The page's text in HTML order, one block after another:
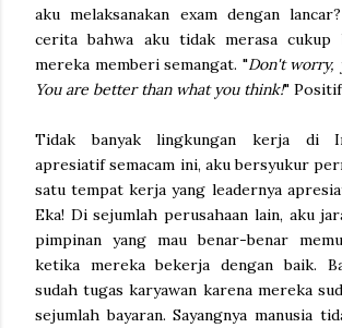
aku melaksanakan exam dengan
cerita bahwa aku tidak merasa cukup
mereka memberi semangat. "Don't worry,
You are better than what you think!"
Tidak banyak lingkungan kerja di
apresiatif semacam ini, aku bersyukur
satu tempat kerja yang leadernya
Eka! Di sejumlah perusahaan lain, aku
pimpinan yang mau benar-benar
ketika mereka bekerja dengan baik.
sudah tugas karyawan karena mereka
sejumlah bayaran. Sayangnya manusia